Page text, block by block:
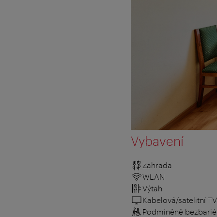
Vybavení
Zahrada
WLAN
Výtah
Kabelová/satelitní TV
Podmíněně